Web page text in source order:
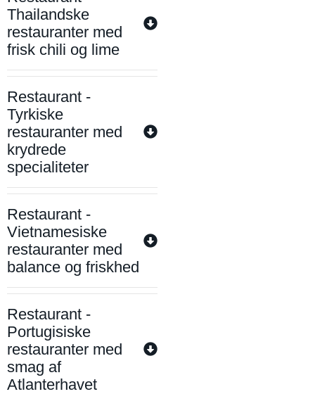
Thailandske
restauranter med
frisk chili og lime
Restaurant -
Tyrkiske
restauranter med
krydrede
specialiteter
Restaurant -
Vietnamesiske
restauranter med
balance og friskhed
Restaurant -
Portugisiske
restauranter med
smag af
Atlanterhavet